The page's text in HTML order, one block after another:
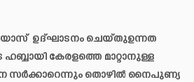
ഉദ്ഘാടനം ചെയ്തുഉന്നത
ഹബ്ബായി കേരളത്തെ മാറ്റാനുള്ള
സർക്കാറെന്നും തൊഴിൽ നൈപുണ്യ